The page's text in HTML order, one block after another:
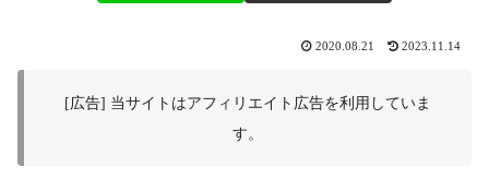
2020.08.21 2023.11.14
[広告] 当サイトはアフィリエイト広告を利用していま
す。